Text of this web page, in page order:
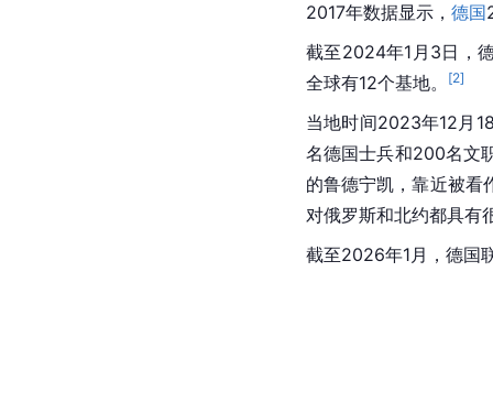
2017年数据显示， 德国
截至2024年1月3日，
全球有12个基地。
[2]
当地时间2023年12月
名德国士兵和200名文
的鲁德宁凯，靠近被看
对俄罗斯和北约都具有
截至2026年1月，德国